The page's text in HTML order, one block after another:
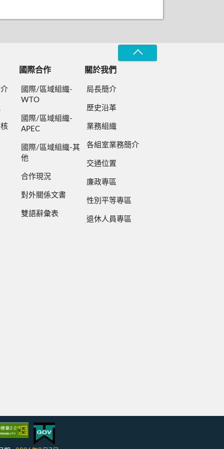
國際合作
國際/區域組織-
WTO
國際/區域組織-
APEC
國際/區域組織-其
他
合作現況
對外關係文書
雙語辭彙表
關於我們
局長簡介
歷史沿革
業務組織
各組室業務簡介
交通位置
廉政專區
性別平等專區
退休人員專區